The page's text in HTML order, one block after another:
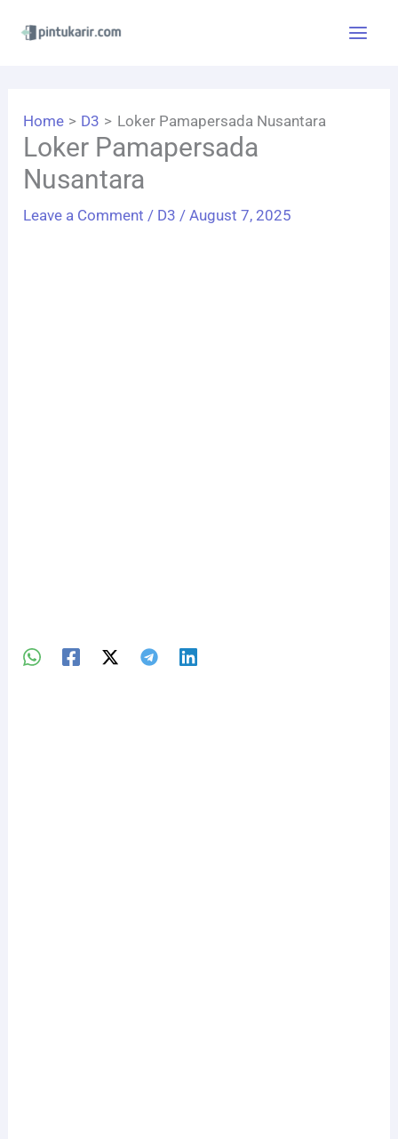
Home D3 Loker Pamapersada Nusantara
Loker Pamapersada
Nusantara
Leave a Comment / D3 /August 7, 2025